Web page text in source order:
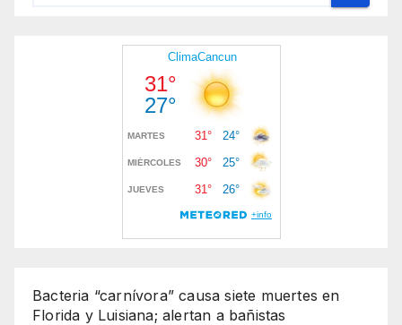
Bacteria “carnívora” causa siete muertes en
Florida y Luisiana; alertan a bañistas